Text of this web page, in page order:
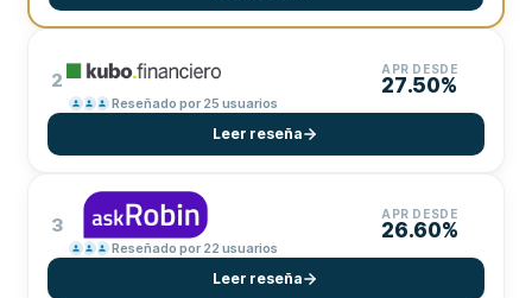
2
Reseñado por 25 usuarios
APR DESDE
27.50%
Leer reseña
3
Reseñado por 22 usuarios
APR DESDE
26.60%
Leer reseña